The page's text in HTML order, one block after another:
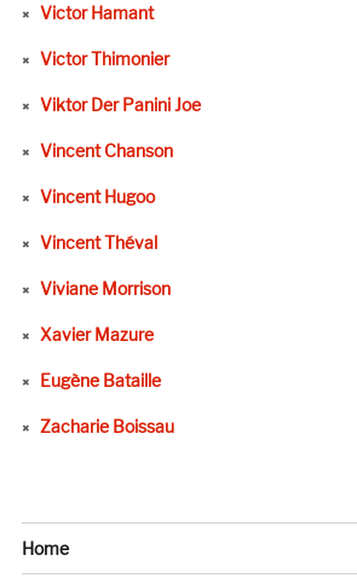
Victor Hamant
Victor Thimonier
Viktor Der Panini Joe
Vincent Chanson
Vincent Hugoo
Vincent Théval
Viviane Morrison
Xavier Mazure
Eugène Bataille
Zacharie Boissau
Home